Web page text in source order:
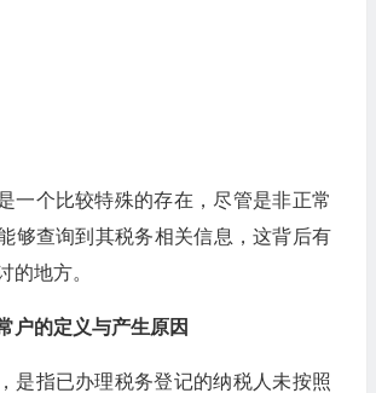
一个比较特殊的存在，尽管是非正常
够查询到其税务相关信息，这背后有
的地方。
户的定义与产生原因
是指已办理税务登记的纳税人未按照